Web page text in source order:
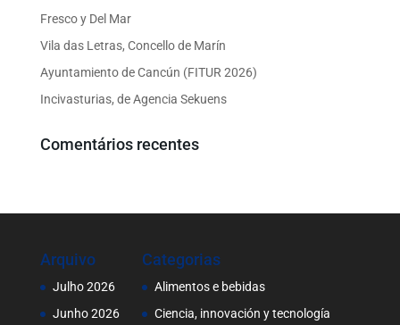
Fresco y Del Mar
Vila das Letras, Concello de Marín
Ayuntamiento de Cancún (FITUR 2026)
Incivasturias, de Agencia Sekuens
Comentários recentes
Arquivo
Julho 2026
Junho 2026
Categorias
Alimentos e bebidas
Ciencia, innovación y tecnología